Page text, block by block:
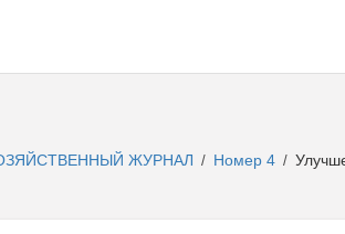
ЖУРНАЛ / Номер 4 /